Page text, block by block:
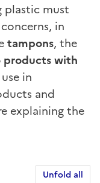
plastic must
in
tampons, the
products with
in
and
explaining the
Unfold all